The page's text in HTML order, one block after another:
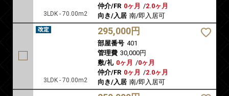
3LDK - 70.00m2
仲介/FR 0ヶ月 /2.0ヶ月
向き/入居 南/即入居可
3LDK - 70.00m2
295,000円
部屋番号 401
管理費 30,000円
敷/礼 0ヶ月 /0ヶ月
仲介/FR 0ヶ月 /2.0ヶ月
向き/入居 南/即入居可